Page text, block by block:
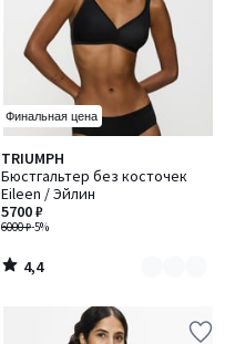
Финальная цена
TRIUMPH
Бюстгальтер без косточек
Eileen / Эйлин
6000 ₽-5%
5700 ₽
4,4
/ 5
Количество
цветов:
2
4,4
/